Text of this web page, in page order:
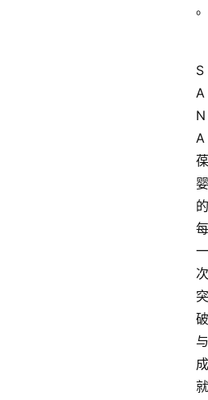
。
S
A
N
A
葆
婴
的
每
一
次
突
破
与
成
就